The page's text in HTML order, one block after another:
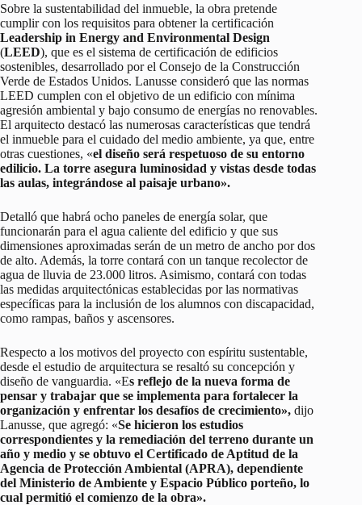
Sobre la sustentabilidad del inmueble, la obra pretende
cumplir con los requisitos para obtener la certificación
Leadership in Energy and Environmental Design
(LEED), que es el sistema de certificación de edificios
sostenibles, desarrollado por el Consejo de la Construcción
Verde de Estados Unidos. Lanusse consideró que las normas
LEED cumplen con el objetivo de un edificio con mínima
agresión ambiental y bajo consumo de energías no renovables.
El arquitecto destacó las numerosas características que tendrá
el inmueble para el cuidado del medio ambiente, ya que, entre
otras cuestiones, «el diseño será respetuoso de su entorno
edilicio. La torre asegura luminosidad y vistas desde todas
las aulas, integrándose al paisaje urbano».
Detalló que habrá ocho paneles de energía solar, que
funcionarán para el agua caliente del edificio y que sus
dimensiones aproximadas serán de un metro de ancho por dos
de alto. Además, la torre contará con un tanque recolector de
agua de lluvia de 23.000 litros. Asimismo, contará con todas
las medidas arquitectónicas establecidas por las normativas
específicas para la inclusión de los alumnos con discapacidad,
como rampas, baños y ascensores.
Respecto a los motivos del proyecto con espíritu sustentable,
desde el estudio de arquitectura se resaltó su concepción y
diseño de vanguardia. «Es reflejo de la nueva forma de
pensar y trabajar que se implementa para fortalecer la
organización y enfrentar los desafíos de crecimiento», dijo
Lanusse, que agregó: «Se hicieron los estudios
correspondientes y la remediación del terreno durante un
año y medio y se obtuvo el Certificado de Aptitud de la
Agencia de Protección Ambiental (APRA), dependiente
del Ministerio de Ambiente y Espacio Público porteño, lo
cual permitió el comienzo de la obra».